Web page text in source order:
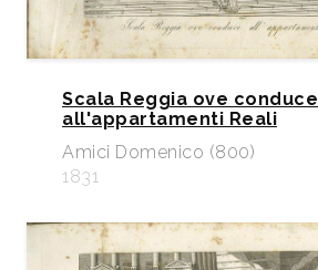
Scala Reggia ove conduce
all'appartamenti Reali
Amici Domenico (800)
1831